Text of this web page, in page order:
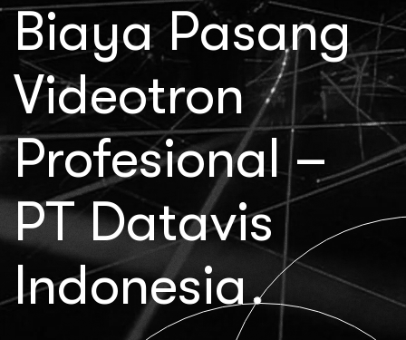
Biaya Pasang
Videotron
Profesional –
PT Datavis
Indonesia